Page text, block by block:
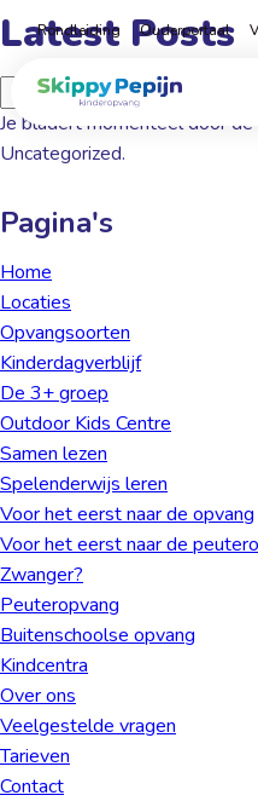
Naar
hoofdinhoud
Rondleiding Ouderportaal
Home
Latest Posts
Zoeken
naar:
Je bladert momenteel door
Uncategorized.
Pagina's
Home
Locaties
Opvangsoorten
Kinder­dagverblijf
De 3+ groep
Outdoor Kids Centre
Samen lezen
Spelenderwijs leren
Voor het eerst naar de opvang
Voor het eerst naar de
Zwanger?
Peuteropvang
Buiten­schoolse opvang
Kindcentra
Over ons
Veelgestelde vragen
Tarieven
Contact